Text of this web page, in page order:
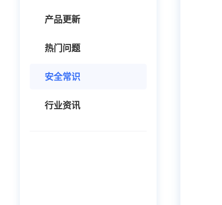
产品更新
热门问题
安全常识
行业资讯